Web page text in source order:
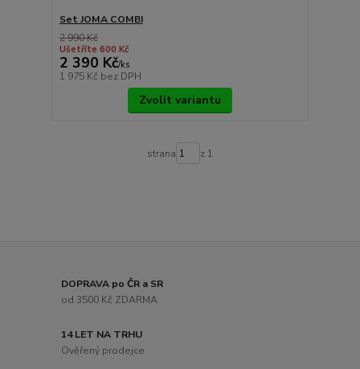
Set JOMA COMBI
2 990 Kč
Ušetříte 600 Kč
2 390 Kč/ks
1 975 Kč bez DPH
Zvolit variantu
strana z 1
DOPRAVA po ČR a SR
od 3500 Kč ZDARMA
14 LET NA TRHU
Ověřený prodejce